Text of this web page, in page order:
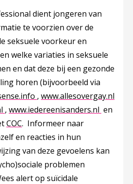
dient jongeren van
te voorzien over de
seksuele voorkeur en
welke variaties in seksuele
en dat deze bij een gezonde
horen (bijvoorbeeld via
Deze linkt opent in een
, www.allesovergay.nl
nieuw tabblad
Deze linkt opent in een nieuw
, www.iedereenisanders.nl Deze
en
COC. Informeer naar
en reacties in hun
van deze gevoelens kan
problemen
alert op suïcidale